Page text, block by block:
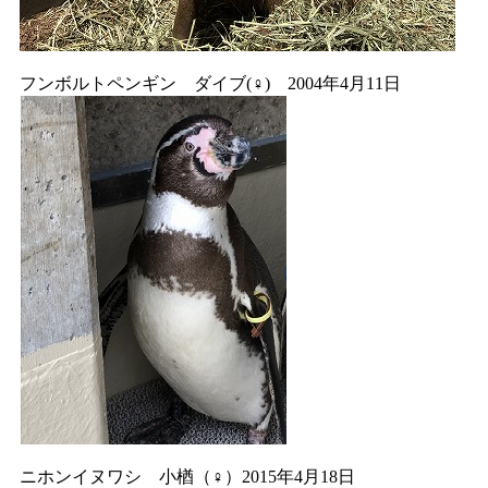
フンボルトペンギン ダイブ(♀) 2004年4月11日
ニホンイヌワシ 小楢（♀）2015年4月18日